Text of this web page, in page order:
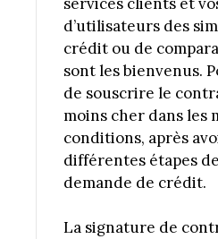
d’utilisateurs des
crédit ou de
sont les bienvenus.
de souscrire le
moins cher dans les
conditions, après
différentes étapes
demande de crédit.
La signature de